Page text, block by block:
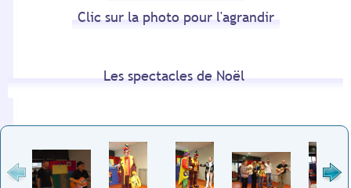
Clic sur la photo pour l'agrandir
Les spectacles de Noël